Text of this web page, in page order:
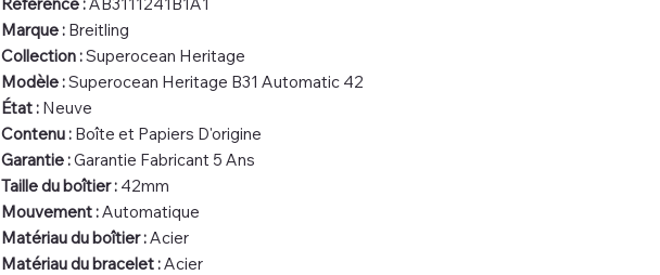
Marque : Breitling
Collection :Superocean Heritage
Modèle :Superocean Heritage B31 Automatic 42
État :Neuve
Contenu :Boîte et Papiers D'origine
Garantie :Garantie Fabricant 5 Ans
Taille du boîtier : 42mm
Mouvement :Automatique
Matériau du boîtier :Acier
Matériau du bracelet :Acier